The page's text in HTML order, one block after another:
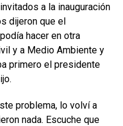
a la inauguración
dijeron que el
hacer en otra
y a Medio Ambiente y
primero el presidente
problema, lo volví a
nada. Escuche que